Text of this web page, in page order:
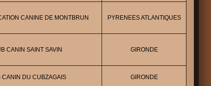
CANINE DE MONTBRUN PYRENEES ATLANTIQUES
CANIN SAINT SAVIN GIRONDE
CANIN DU CUBZAGAIS GIRONDE